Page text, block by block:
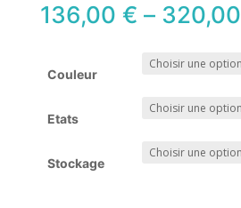
136,00 € – 320,00
Couleur
Etats
Stockage